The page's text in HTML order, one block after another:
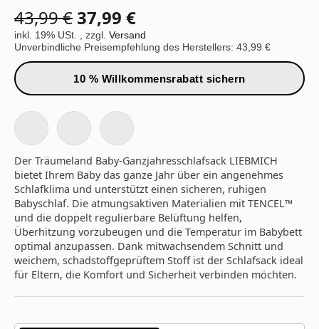
43,99 € 37,99 €
inkl. 19% USt. , zzgl. Versand
Unverbindliche Preisempfehlung des Herstellers: 43,99 €
10 % Willkommensrabatt sichern
Der Träumeland Baby-Ganzjahresschlafsack LIEBMICH
bietet Ihrem Baby das ganze Jahr über ein angenehmes
Schlafklima und unterstützt einen sicheren, ruhigen
Babyschlaf. Die atmungsaktiven Materialien mit TENCEL™
und die doppelt regulierbare Belüftung helfen,
Überhitzung vorzubeugen und die Temperatur im Babybett
optimal anzupassen. Dank mitwachsendem Schnitt und
weichem, schadstoffgeprüftem Stoff ist der Schlafsack ideal
für Eltern, die Komfort und Sicherheit verbinden möchten.